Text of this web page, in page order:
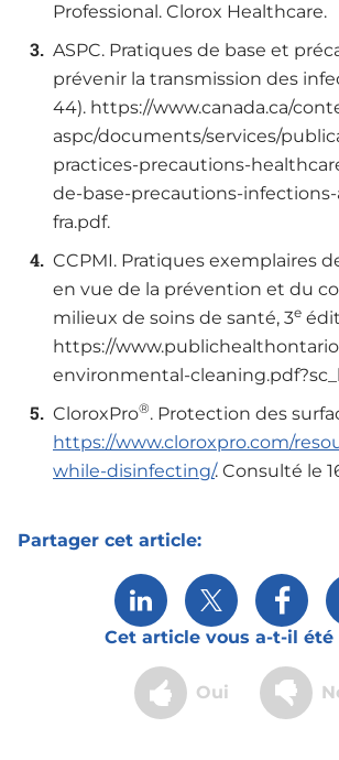
Professional. Clorox Healthcare.
ASPC. Pratiques de base et
prévenir la transmission des
44). https://www.canada.ca/
aspc/documents/services/
practices-precautions-
de-base-precautions-
fra.pdf.
CCPMI. Pratiques exemplaires
en vue de la prévention et du
milieux de soins de santé, 3e
https://
environmental-
CloroxPro®. Protection des
https://www.cloroxpro.com/
while-disinfecting/. Consulté le
Partager cet article:
Share via LinkedIn
Share via X
Cet article vous a-t-il été
Oui